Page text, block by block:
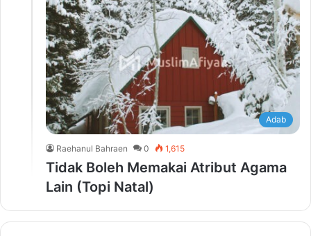
Adab
Raehanul Bahraen 0 1,615
Tidak Boleh Memakai Atribut Agama
Lain (Topi Natal)